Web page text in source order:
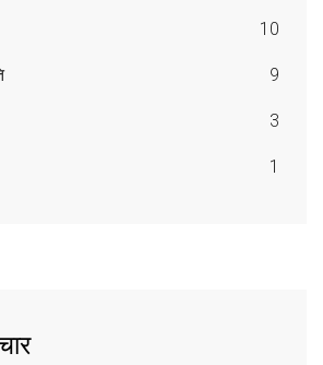
10
9
3
1